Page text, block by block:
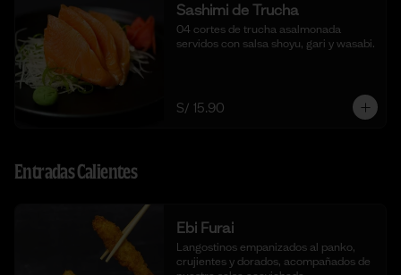
Sashimi de Trucha
04 cortes de trucha asalmonada
servidos con salsa shoyu, gari y wasabi.
S/ 15.90
Entradas Calientes
Ebi Furai
Langostinos empanizados al panko,
crujientes y dorados, acompañados de